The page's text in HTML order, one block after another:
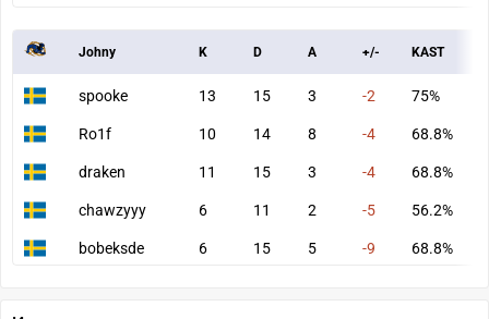
Johny K D A +/- KAST
spooke 13 15 3 -2 75%
Ro1f 10 14 8 -4 68.8%
draken 11 15 3 -4 68.8%
chawzyyy 6 11 2 -5 56.2%
bobeksde 6 15 5 -9 68.8%